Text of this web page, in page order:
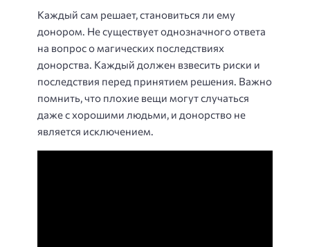
Каждый сам решает, становиться ли ему
донором. Не существует однозначного ответа
на вопрос о магических последствиях
донорства. Каждый должен взвесить риски и
последствия перед принятием решения. Важно
помнить, что плохие вещи могут случаться
даже с хорошими людьми, и донорство не
является исключением.